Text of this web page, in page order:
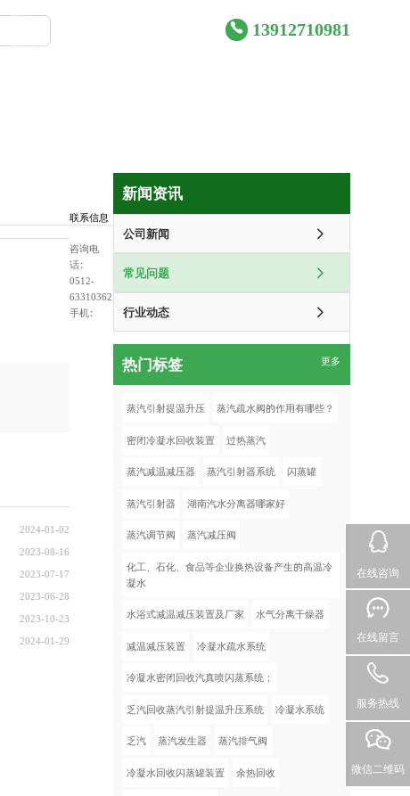
13912710981
首页
新闻资讯
2024-01-02
2023-08-16
2023-07-17
2023-06-28
2023-10-23
2024-01-29
新闻资讯
公司新闻
常见问题
行业动态
热门标签 更多
蒸汽引射提温升压 蒸汽疏水阀的作用有哪些？
密闭冷凝水回收装置 过热蒸汽
蒸汽减温减压器 蒸汽引射器系统 闪蒸罐
蒸汽引射器 湖南汽水分离器哪家好
蒸汽调节阀 蒸汽减压阀
化工、石化、食品等企业换热设备产生的高温冷
凝水
水浴式减温减压装置及厂家 水气分离干燥器
减温减压装置 冷凝水疏水系统
冷凝水密闭回收汽真喷闪蒸系统；
乏汽回收蒸汽引射提温升压系统 冷凝水系统
乏汽 蒸汽发生器 蒸汽排气阀
冷凝水回收闪蒸罐装置 余热回收
联系信息
咨询电
话：
0512-
63310362
手机：
在线咨询
在线留言
服务热线
微信二维码